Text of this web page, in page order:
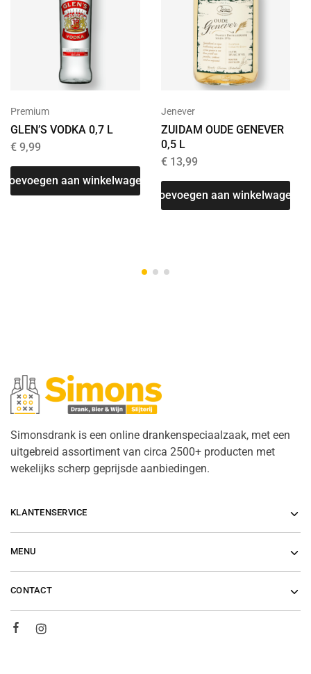
Premium
GLEN’S VODKA 0,7 L
€ 9,99
Toevoegen aan winkelwagen
Jenever
ZUIDAM OUDE GENEVER
0,5 L
€13,99
Toevoegen aan winkelwagen
Simonsdrank is een online drankenspeciaalzaak, met een
uitgebreid assortiment van circa 2500+ producten met
wekelijks scherp geprijsde aanbiedingen.
KLANTENSERVICE
MENU
CONTACT